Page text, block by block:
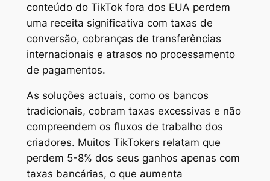
conteúdo do TikTok fora dos EUA perdem
uma receita significativa com taxas de
conversão, cobranças de transferências
internacionais e atrasos no processamento
de pagamentos.
As soluções actuais, como os bancos
tradicionais, cobram taxas excessivas e não
compreendem os fluxos de trabalho dos
criadores. Muitos TikTokers relatam que
perdem 5-8% dos seus ganhos apenas com
taxas bancárias, o que aumenta